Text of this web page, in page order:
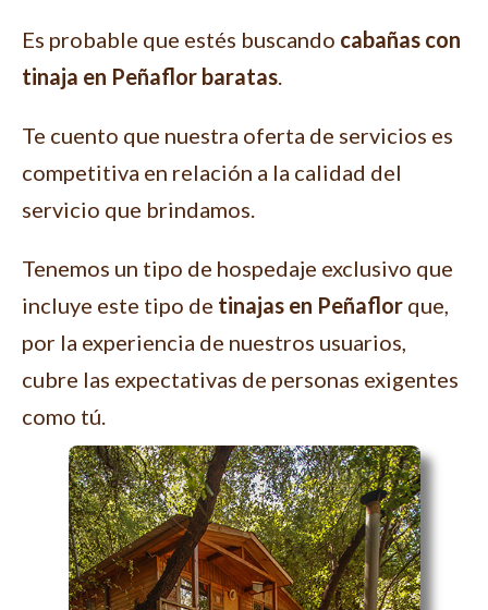
Es probable que estés buscando cabañas con
tinaja en Peñaflor baratas
Te cuento que nuestra oferta de servicios es
competitiva en relación a la calidad del
servicio que brindamos.
Tenemos un tipo de hospedaje exclusivo que
incluye este tipo de tinajas en Peñaflor que,
por la experiencia de nuestros usuarios,
cubre las expectativas de personas exigentes
como tú.